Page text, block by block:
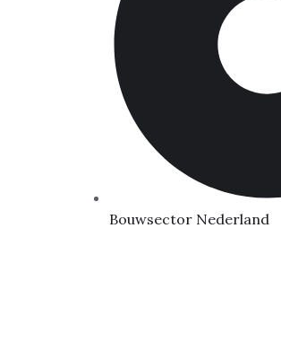
Bouwsector Nederland